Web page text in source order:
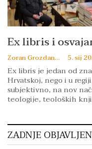
Ex libris i
Zoran Grozdanov 5. sij
Ex libris je jedan od
Hrvatskoj, nego i u
subjektivno, na nov
teologije, teoloških
ZADNJE